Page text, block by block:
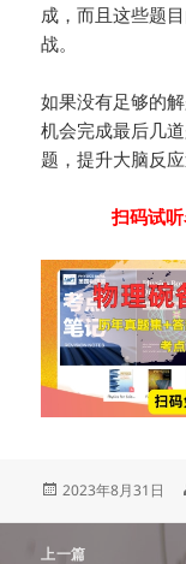
成，而且这些题
战。
如果没有足够的
机会完成最后几
题，提升大脑反应
扫码试
发
2023年8月31日
上一篇